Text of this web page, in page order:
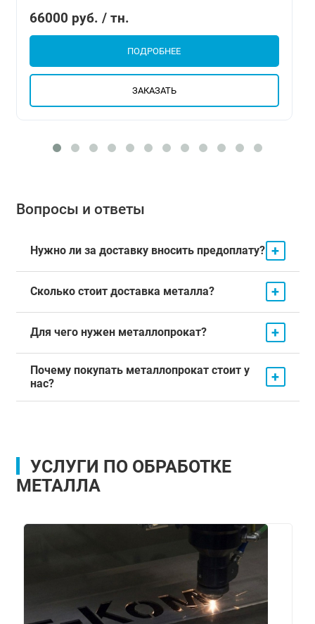
66000 руб. / тн.
ПОДРОБНЕЕ
ЗАКАЗАТЬ
Вопросы и ответы
Нужно ли за доставку вносить предоплату? +
Сколько стоит доставка металла? +
Для чего нужен металлопрокат? +
Почему покупать металлопрокат стоит у
нас?
+
УСЛУГИ ПО ОБРАБОТКЕ
МЕТАЛЛА